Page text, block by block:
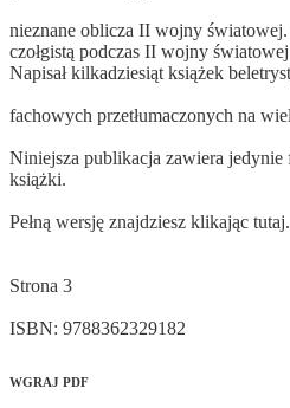
nieznane oblicza II wojny światowej.
czołgistą podczas II wojny
Napisał kilkadziesiąt książek
fachowych przetłumaczonych na
Niniejsza publikacja zawiera jedynie
książki.
Pełną wersję znajdziesz klikając tutaj.
Strona 3
WGRAJ PDF